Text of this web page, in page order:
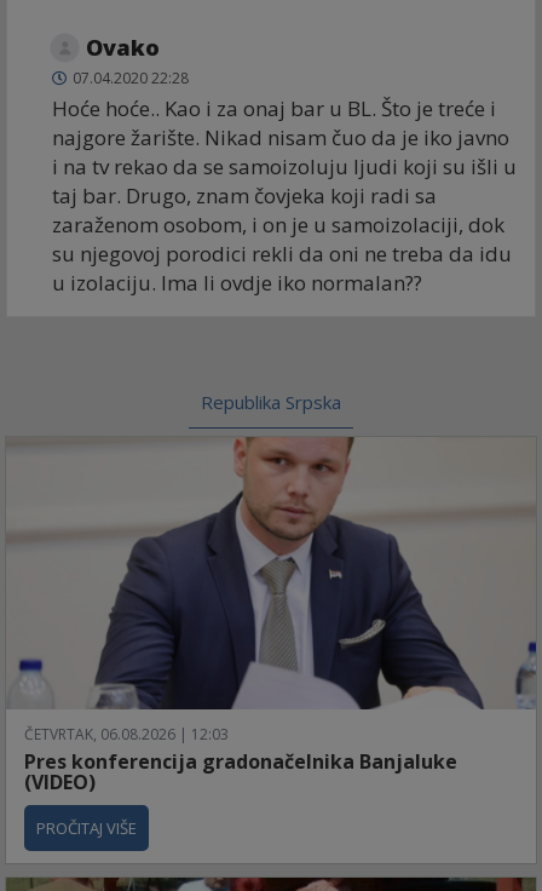
Ovako
07.04.2020 22:28
Hoće hoće.. Kao i za onaj bar u BL. Što je treće i
najgore žarište. Nikad nisam čuo da je iko javno
i na tv rekao da se samoizoluju ljudi koji su išli u
taj bar. Drugo, znam čovjeka koji radi sa
zaraženom osobom, i on je u samoizolaciji, dok
su njegovoj porodici rekli da oni ne treba da idu
u izolaciju. Ima li ovdje iko normalan??
Republika Srpska
ČETVRTAK, 06.08.2026 | 12:03
Pres konferencija gradonačelnika Banjaluke
(VIDEO)
PROČITAJ VIŠE